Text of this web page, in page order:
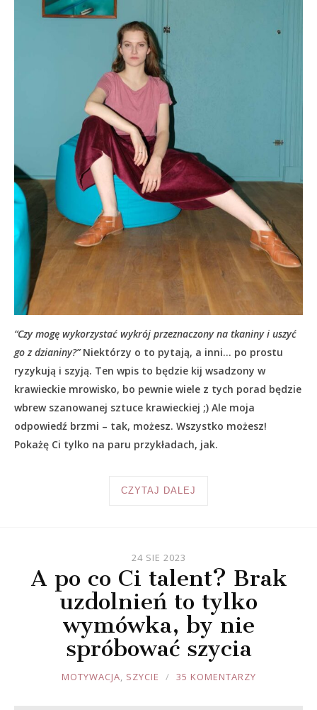
“Czy mogę wykorzystać wykrój przeznaczony na tkaniny i uszyć
go z dzianiny?”Niektórzy o to pytają, a inni… po prostu
ryzykują i szyją. Ten wpis to będzie kij wsadzony w
krawieckie mrowisko, bo pewnie wiele z tych porad będzie
wbrew szanowanej sztuce krawieckiej ;) Ale moja
odpowiedź brzmi – tak, możesz. Wszystko możesz!
Pokażę Ci tylko na paru przykładach, jak.
CZYTAJ DALEJ
24 SIE 2023
A po co Ci talent? Brak
uzdolnień to tylko
wymówka, by nie
spróbować szycia
JOULE
MOTYWACJA, SZYCIE 35 KOMENTARZY